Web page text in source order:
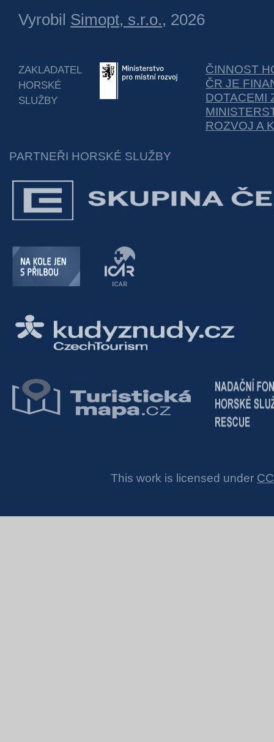
Vyrobil Simopt, s.r.o., 2026
ZAKLADATEL
HORSKÉ
SLUŽBY
ČINNOST
ČR JE
DOTACEMI
ROZVOJ A
PARTNEŘI HORSKÉ SLUŽBY
This work is licensed under